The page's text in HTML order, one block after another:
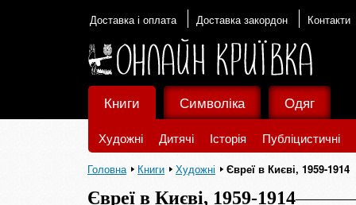
Доставка і оплата Доставка закордон Контакти
Книги
Художні Дитячі Історія Публіцистичні
Символіка Одяг
Головна Книги Художні Євреї в Києві, 1959-1914
Євреї в Києві, 1959-1914